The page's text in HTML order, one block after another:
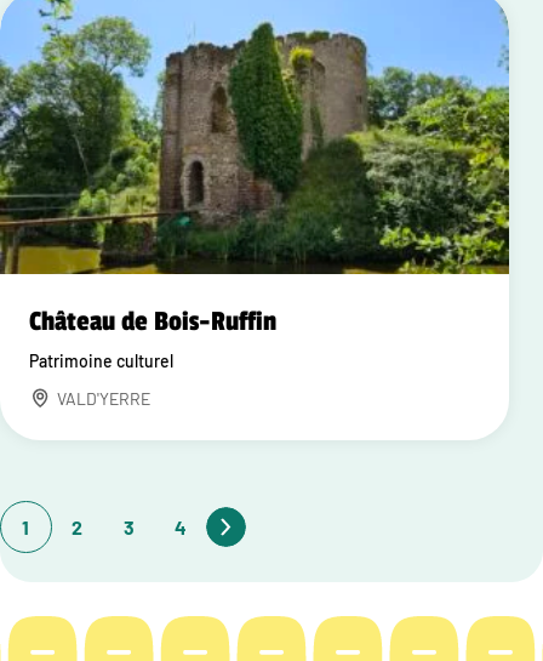
Château de Bois-Ruffin
Patrimoine culturel
VALD'YERRE
1 2 3 4